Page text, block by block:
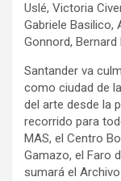
Uslé, Victoria
Gabriele Basilico,
Gonnord,
Santander va
como ciudad de
del arte desde la
recorrido para
MAS, el Centro
Gamazo, el Faro
sumará el